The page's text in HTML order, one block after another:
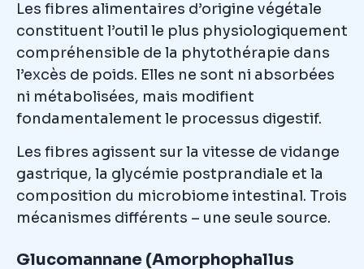
Les fibres alimentaires d’origine végétale
constituent l’outil le plus physiologiquement
compréhensible de la phytothérapie dans
l’excès de poids. Elles ne sont ni absorbées
ni métabolisées, mais modifient
fondamentalement le processus digestif.
Les fibres agissent sur la vitesse de vidange
gastrique, la glycémie postprandiale et la
composition du microbiome intestinal. Trois
mécanismes différents – une seule source.
Glucomannane (Amorphophallus